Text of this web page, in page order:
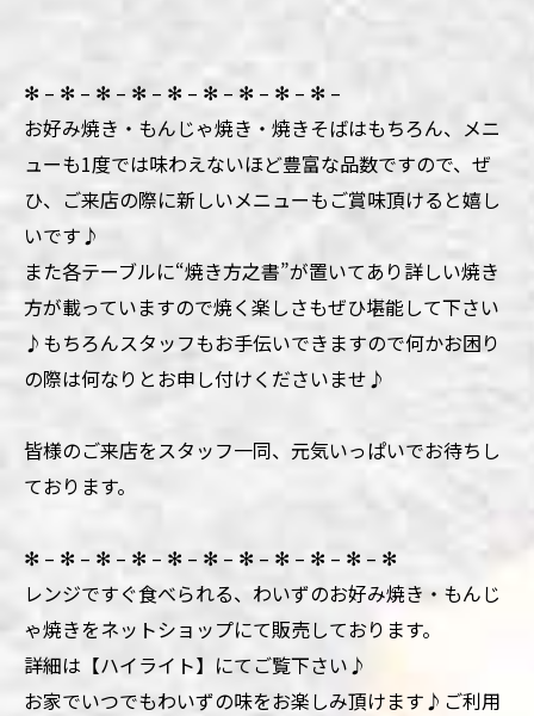
✻ – ✻ – ✻ – ✻ – ✻ – ✻ – ✻ – ✻ – ✻ –
お好み焼き・もんじゃ焼き・焼きそばはもちろん、メニ
ューも1度では味わえないほど豊富な品数ですので、ぜ
ひ、ご来店の際に新しいメニューもご賞味頂けると嬉し
いです♪
また各テーブルに“焼き方之書”が置いてあり詳しい焼き
方が載っていますので焼く楽しさもぜひ堪能して下さい
♪もちろんスタッフもお手伝いできますので何かお困り
の際は何なりとお申し付けくださいませ♪
皆様のご来店をスタッフ一同、元気いっぱいでお待ちし
ております。
✻ – ✻ – ✻ – ✻ – ✻ – ✻ – ✻ – ✻ – ✻ – ✻ – ✻
レンジですぐ食べられる、わいずのお好み焼き・もんじ
ゃ焼きをネットショップにて販売しております。
詳細は【ハイライト】にてご覧下さい♪
お家でいつでもわいずの味をお楽しみ頂けます♪ご利用